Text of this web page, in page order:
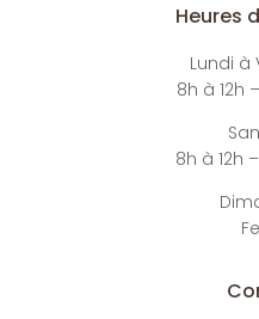
Heures
Lundi à
8h à 12h
8h à 12h